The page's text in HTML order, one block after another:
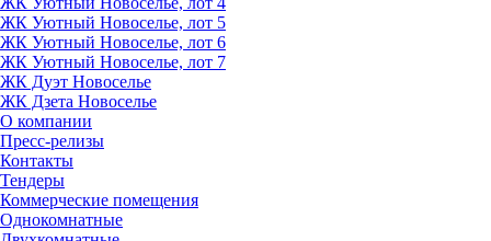
ЖК Уютный Новоселье, лот 5
ЖК Уютный Новоселье, лот 6
ЖК Уютный Новоселье, лот 7
ЖК Дуэт Новоселье
ЖК Дзета Новоселье
О компании
Пресс-релизы
Контакты
Тендеры
Коммерческие помещения
Однокомнатные